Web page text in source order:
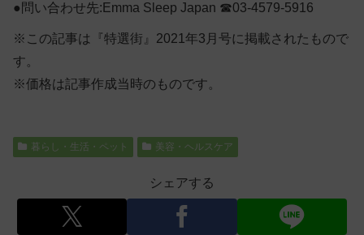
●問い合わせ先:Emma Sleep Japan ☎03-4579-5916
※この記事は『特選街』2021年3月号に掲載されたもので
す。
※価格は記事作成当時のものです。
暮らし・生活・ペット 美容・ヘルスケア
シェアする